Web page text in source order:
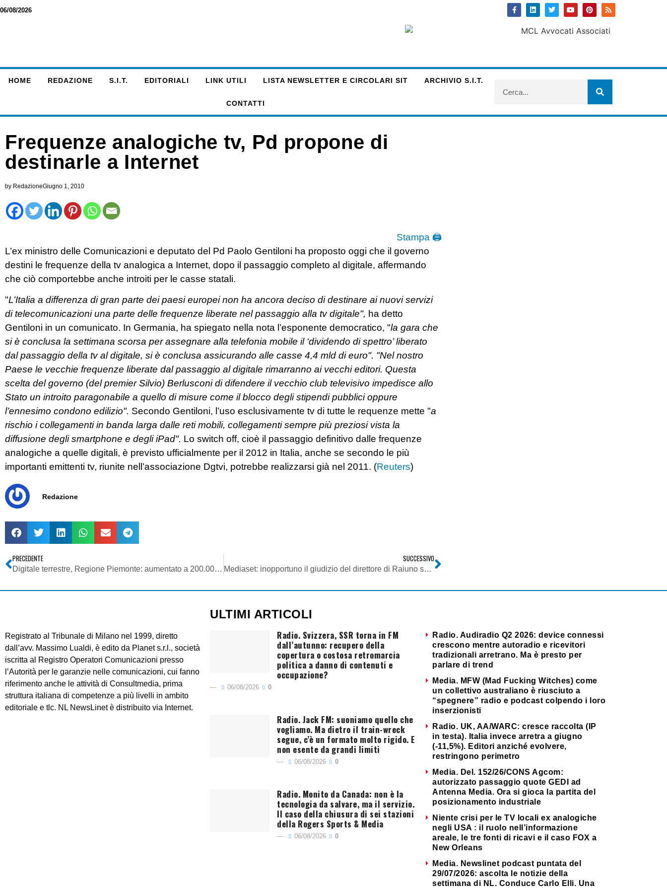
06/08/2026
HOME REDAZIONE S.I.T. EDITORIALI LINK UTILI LISTA NEWSLETTER E CIRCOLARI SIT ARCHIVIO S.I.T.
CONTATTI
Frequenze analogiche tv, Pd propone di
destinarle a Internet
by RedazioneGiugno 1, 2010
Stampa 🖨
L’ex ministro delle Comunicazioni e deputato del Pd Paolo Gentiloni ha proposto oggi che il governo
destini le frequenze della tv analogica a Internet, dopo il passaggio completo al digitale, affermando
che ciò comportebbe anche introiti per le casse statali.
"L’Italia a differenza di gran parte dei paesi europei non ha ancora deciso di destinare ai nuovi servizi
di telecomunicazioni una parte delle frequenze liberate nel passaggio alla tv digitale", ha detto
Gentiloni in un comunicato. In Germania, ha spiegato nella nota l’esponente democratico, "la gara che
si è conclusa la settimana scorsa per assegnare alla telefonia mobile il ‘dividendo di spettro’ liberato
dal passaggio della tv al digitale, si è conclusa assicurando alle casse 4,4 mld di euro". "Nel nostro
Paese le vecchie frequenze liberate dal passaggio al digitale rimarranno ai vecchi editori. Questa
scelta del governo (del premier Silvio) Berlusconi di difendere il vecchio club televisivo impedisce allo
Stato un introito paragonabile a quello di misure come il blocco degli stipendi pubblici oppure
l’ennesimo condono edilizio". Secondo Gentiloni, l’uso esclusivamente tv di tutte le requenze mette "a
rischio i collegamenti in banda larga dalle reti mobili, collegamenti sempre più preziosi vista la
diffusione degli smartphone e degli iPad". Lo switch off, cioè il passaggio definitivo dalle frequenze
analogiche a quelle digitali, è previsto ufficialmente per il 2012 in Italia, anche se secondo le più
importanti emittenti tv, riunite nell’associazione Dgtvi, potrebbe realizzarsi già nel 2011. (Reuters)
Redazione
PRECEDENTE
Digitale terrestre, Regione Piemonte: aumentato a 200.000 euro il contributo a fondo perduto per le tv locali
SUCCESSIVO
Mediaset: inopportuno il giudizio del direttore di Raiuno su Bonolis e i programmi di Canale 5. Noi non giudichiamo i programmi RAI
Registrato al Tribunale di Milano nel 1999, diretto
dall’avv. Massimo Lualdi, è edito da Planet s.r.l., società
iscritta al Registro Operatori Comunicazioni presso
l’Autorità per le garanzie nelle comunicazioni, cui fanno
riferimento anche le attività di Consultmedia, prima
struttura italiana di competenze a più livelli in ambito
editoriale e tlc. NL NewsLinet è distribuito via Internet.
ULTIMI ARTICOLI
Radio. Svizzera, SSR torna in FM
dall’autunno: recupero della
copertura o costosa retromarcia
politica a danno di contenuti e
occupazione?
06/08/2026 0
Radio. Jack FM: suoniamo quello che
vogliamo. Ma dietro il train-wreck
segue, c’è un formato molto rigido. E
non esente da grandi limiti
06/08/2026 0
Radio. Monito da Canada: non è la
tecnologia da salvare, ma il servizio.
Il caso della chiusura di sei stazioni
della Rogers Sports & Media
06/08/2026 0
Radio. Audiradio Q2 2026: device connessi
crescono mentre autoradio e ricevitori
tradizionali arretrano. Ma è presto per
parlare di trend
Media. MFW (Mad Fucking Witches) come
un collettivo australiano è riusciuto a
“spegnere” radio e podcast colpendo i loro
inserzionisti
Radio. UK, AA/WARC: cresce raccolta (IP
in testa). Italia invece arretra a giugno
(-11,5%). Editori anziché evolvere,
restringono perimetro
Media. Del. 152/26/CONS Agcom:
autorizzato passaggio quote GEDI ad
Antenna Media. Ora si gioca la partita del
posizionamento industriale
Niente crisi per le TV locali ex analogiche
negli USA : il ruolo nell’informazione
areale, le tre fonti di ricavi e il caso FOX a
New Orleans
Media. Newslinet podcast puntata del
29/07/2026: ascolta le notizie della
settimana di NL. Conduce Carlo Elli. Una